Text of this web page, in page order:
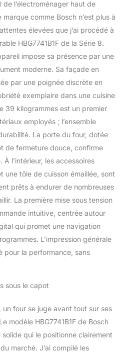
de l’électroménager haut de
comme Bosch n’est plus à
élevées que j’ai procédé à
HBG7741B1F de la Série 8.
impose sa présence par une
moderne. Sa façade en
par une poignée discrète en
exemplaire dans une cuisine
39 kilogrammes est un premier
employés ; l’ensemble
La porte du four, dotée
de fermeture douce, confirme
l’intérieur, les accessoires
une tôle de cuisson émaillée, sont
prêts à endurer de nombreuses
La première mise sous tension
intuitive, centrée autour
qui promet une navigation
L’impression générale
pour la performance, sans
sous le capot
four se juge avant tout sur ses
modèle HBG7741B1F de Bosch
qui le positionne clairement
marché. J’ai compilé les